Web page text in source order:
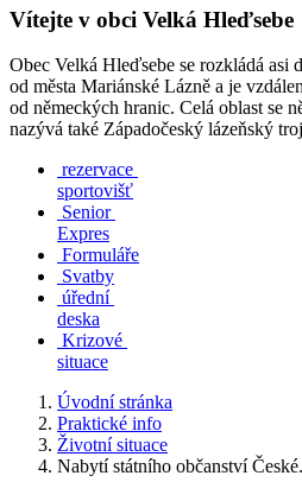
Vítejte v obci Velká Hleďsebe
Obec Velká Hleďsebe se rozkládá asi
od města Mariánské Lázně a je
od německých hranic. Celá oblast se
nazývá také Západočeský lázeňský
rezervace
sportovišť
Senior
Expres
Formuláře
Svatby
úřední
deska
Krizové
situace
Úvodní stránka
Praktické info
Životní situace
Nabytí státního občanství